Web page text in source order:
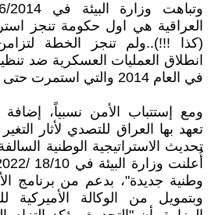
العراقية هي اول حكومة تنجز
(كذا !!!)..ولم تنجز الخطة
انطلاق العمليات العسكرية ضد
في العام 2014 والتي استمرت حتى العام 2017..
ومع إستتباب الأمن نسبياً، إضافة
تعهد بها العراق للتصدي لأثار
تحديث الاستراتيجية الوطنية
وطنية جديدة"، بدعم من برنامج
وبتمويل من الوكالة الأميركية